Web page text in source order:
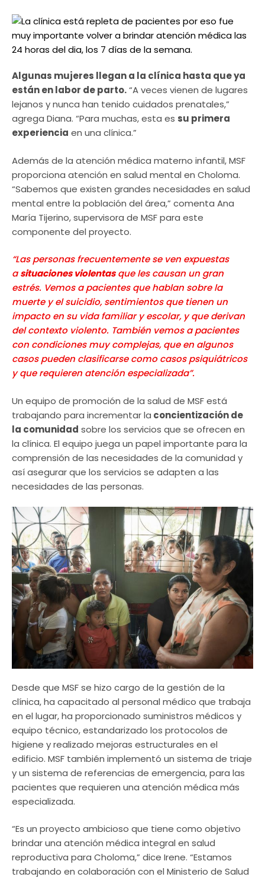
Algunas mujeres llegan a la clínica hasta que ya
están en labor de parto.“A veces vienen de lugares
lejanos y nunca han tenido cuidados prenatales,”
agrega Diana. “Para muchas, esta es su primera
experiencia en una clínica.”
Además de la atención médica materno infantil, MSF
proporciona atención en salud mental en Choloma.
“Sabemos que existen grandes necesidades en salud
mental entre la población del área,” comenta Ana
María Tijerino, supervisora de MSF para este
componente del proyecto.
“Las personas frecuentemente se ven expuestas
asituaciones violentasque les causan un gran
estrés. Vemos a pacientes que hablan sobre la
muerte y el suicidio, sentimientos que tienen un
impacto en su vida familiar y escolar, y que derivan
del contexto violento. También vemos a pacientes
con condiciones muy complejas, que en algunos
casos pueden clasificarse como casos psiquiátricos
y que requieren atención especializada”.
Un equipo de promoción de la salud de MSF está
trabajando para incrementar la concientización de
la comunidad sobre los servicios que se ofrecen en
la clínica. El equipo juega un papel importante para la
comprensión de las necesidades de la comunidad y
así asegurar que los servicios se adapten a las
necesidades de las personas.
Desde que MSF se hizo cargo de la gestión de la
clínica, ha capacitado al personal médico que trabaja
en el lugar, ha proporcionado suministros médicos y
equipo técnico, estandarizado los protocolos de
higiene y realizado mejoras estructurales en el
edificio. MSF también implementó un sistema de triaje
y un sistema de referencias de emergencia, para las
pacientes que requieren una atención médica más
especializada.
“Es un proyecto ambicioso que tiene como objetivo
brindar una atención médica integral en salud
reproductiva para Choloma,” dice Irene. “Estamos
trabajando en colaboración con el Ministerio de Salud